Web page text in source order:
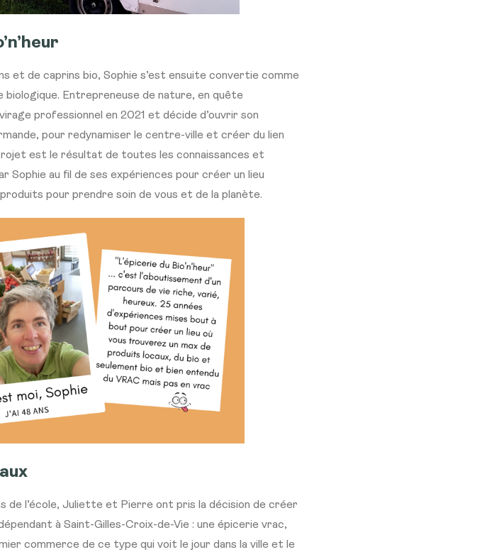
et de caprins bio, Sophie s’est ensuite convertie comme
biologique. Entrepreneuse de nature, en quête
professionnel en 2021 et décide d’ouvrir son
pour redynamiser le centre-ville et créer du lien
est le résultat de toutes les connaissances et
Sophie au fil de ses expériences pour créer un lieu
pour prendre soin de vous et de la planète.
de l’école, Juliette et Pierre ont pris la décision de créer
à Saint-Gilles-Croix-de-Vie : une épicerie vrac,
commerce de ce type qui voit le jour dans la ville et le